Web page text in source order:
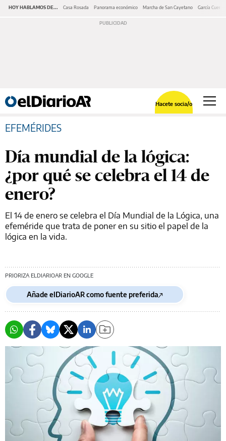
HOY HABLAMOS DE... Casa Rosada Panorama económico Marcha de San Cayetano García Cuerva
Hacete socia/o
EFEMÉRIDES
Día mundial de la lógica:
¿por qué se celebra el 14 de
enero?
El 14 de enero se celebra el Día Mundial de la Lógica, una
efeméride que trata de poner en su sitio el papel de la
lógica en la vida.
PRIORIZA ELDIARIOAR EN GOOGLE
Añade elDiarioAR como fuente preferida